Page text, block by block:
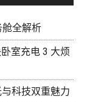
全解析
室充电 3 大烦
与科技双重魅力